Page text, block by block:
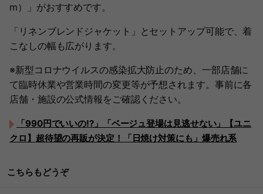
m）」がおすすめです。
「リネンブレンドジャケット」とセットアップ可能で、着
こなしの幅も広がります。
※新型コロナウイルスの感染拡大防止のため、一部店舗に
て臨時休業や営業時間の変更等が予想されます。事前に各
店舗・施設の公式情報をご確認ください。
「990円でいいの!?」「ベージュ登場は見逃せない」【ユニ
クロ】超待望の再販が決定！「日焼け対策にも」爆売れ系
こちらもどうぞ